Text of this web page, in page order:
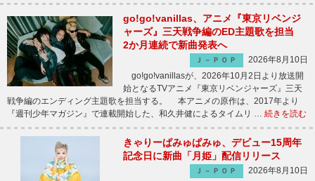
go!go!vanillas、アニメ『東京リベンジ
ャーズ』三天戦争編のED主題歌を担当
2か月連続で新曲発表へ
Ｊ－ＰＯＰ
2026年8月10日
go!go!vanillasが、2026年10月2日より放送開
始となるTVアニメ『東京リベンジャーズ』三天
戦争編のエンディング主題歌を担当する。 本アニメの原作は、2017年より
『週刊少年マガジン』で連載開始した、和久井健によるタイムリ … 続きを読む
きゃりーぱみゅぱみゅ、デビュー15周年
記念日に新曲「月姫」配信リリース
Ｊ－ＰＯＰ
2026年8月10日